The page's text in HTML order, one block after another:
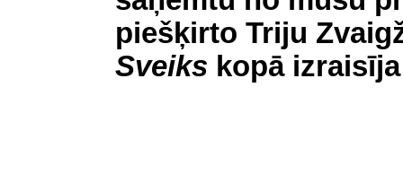
piešķirto Triju
Sveiks kopā